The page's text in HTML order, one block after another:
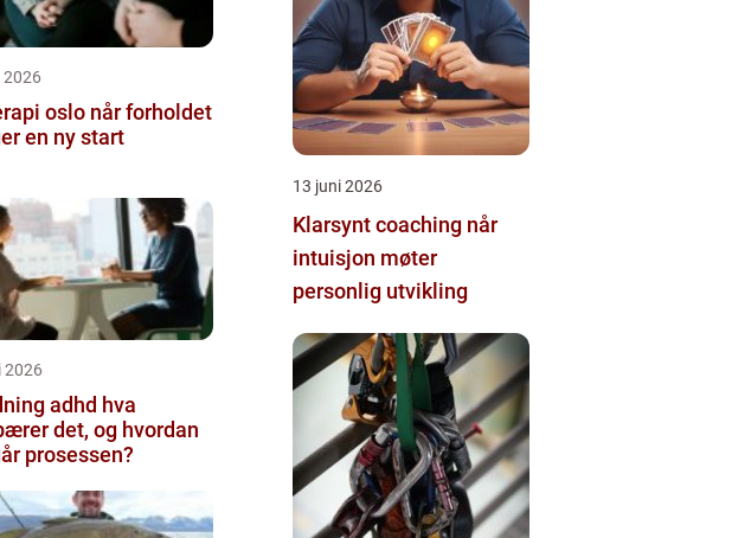
2026
når forholdet
en ny start
2026
adhd hva
det, og hvordan
prosessen?
13 juni 2026
Klarsynt coaching når
intuisjon møter
personlig utvikling